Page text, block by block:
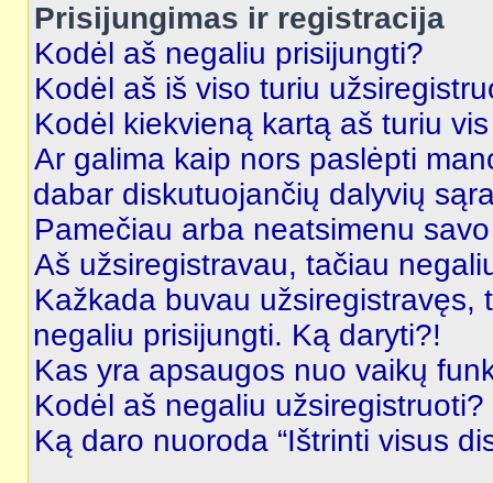
Prisijungimas ir registracija
Kodėl aš negaliu prisijungti?
Kodėl aš iš viso turiu
Kodėl kiekvieną kartą aš turiu
Ar galima kaip nors paslėpti
dabar diskutuojančių dalyvių
Pamečiau arba neatsimenu
Aš užsiregistravau, tačiau
Kažkada buvau užsiregistravęs,
negaliu prisijungti. Ką daryti?!
Kas yra apsaugos nuo vaikų
Kodėl aš negaliu užsiregistruoti?
Ką daro nuoroda “Ištrinti visus